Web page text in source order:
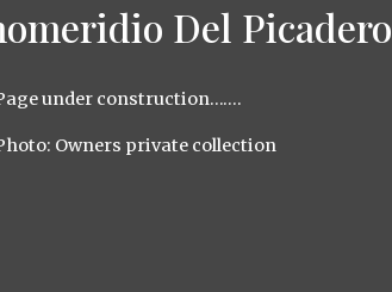
Del Picadero
under construction…….
Owners private collection